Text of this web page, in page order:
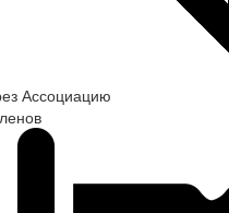
Ассоциацию